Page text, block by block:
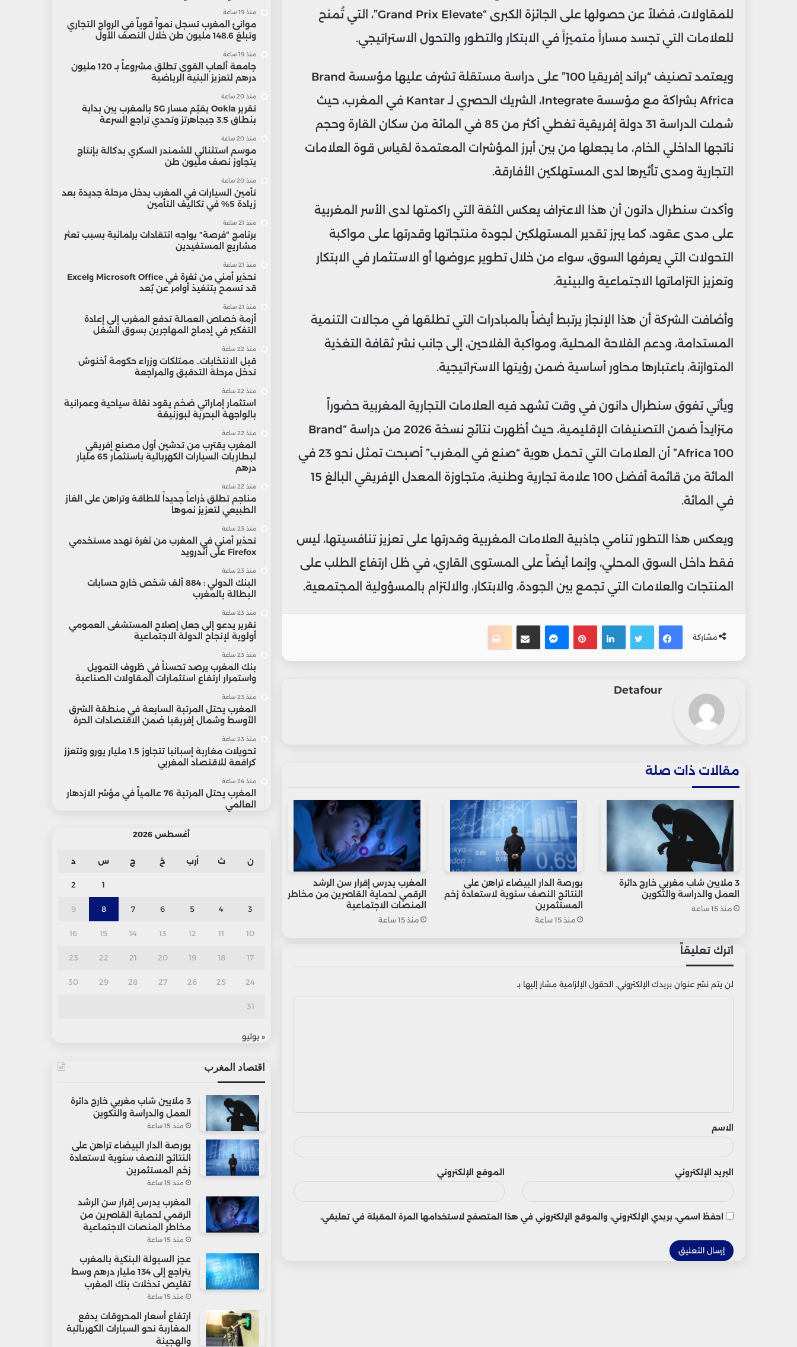
للمقاولات، فضلاً عن حصولها على الجائزة الكبرى “Grand Prix Elevate”، التي تُمنح
للعلامات التي تجسد مساراً متميزاً في الابتكار والتطور والتحول الاستراتيجي.
ويعتمد تصنيف “براند إفريقيا 100” على دراسة مستقلة تشرف عليها مؤسسة Brand
Africa بشراكة مع مؤسسة Integrate، الشريك الحصري لـ Kantar في المغرب، حيث
شملت الدراسة 31 دولة إفريقية تغطي أكثر من 85 في المائة من سكان القارة وحجم
ناتجها الداخلي الخام، ما يجعلها من بين أبرز المؤشرات المعتمدة لقياس قوة العلامات
التجارية ومدى تأثيرها لدى المستهلكين الأفارقة.
وأكدت سنطرال دانون أن هذا الاعتراف يعكس الثقة التي راكمتها لدى الأسر المغربية
على مدى عقود، كما يبرز تقدير المستهلكين لجودة منتجاتها وقدرتها على مواكبة
التحولات التي يعرفها السوق، سواء من خلال تطوير عروضها أو الاستثمار في الابتكار
وتعزيز التزاماتها الاجتماعية والبيئية.
وأضافت الشركة أن هذا الإنجاز يرتبط أيضاً بالمبادرات التي تطلقها في مجالات التنمية
المستدامة، ودعم الفلاحة المحلية، ومواكبة الفلاحين، إلى جانب نشر ثقافة التغذية
المتوازنة، باعتبارها محاور أساسية ضمن رؤيتها الاستراتيجية.
ويأتي تفوق سنطرال دانون في وقت تشهد فيه العلامات التجارية المغربية حضوراً
متزايداً ضمن التصنيفات الإقليمية، حيث أظهرت نتائج نسخة 2026 من دراسة “Brand
Africa 100” أن العلامات التي تحمل هوية “صنع في المغرب” أصبحت تمثل نحو 23 في
المائة من قائمة أفضل 100 علامة تجارية وطنية، متجاوزة المعدل الإفريقي البالغ 15
في المائة.
ويعكس هذا التطور تنامي جاذبية العلامات المغربية وقدرتها على تعزيز تنافسيتها، ليس
فقط داخل السوق المحلي، وإنما أيضاً على المستوى القاري، في ظل ارتفاع الطلب على
المنتجات والعلامات التي تجمع بين الجودة، والابتكار، والالتزام بالمسؤولية المجتمعية.
مشاركة
فيسبوك
تويتر لينكدإنبينتيريست
ماسنجرمشاركة عبر البريدطباعة
Detafour
مقالات ذات صلة
3 ملايين شاب مغربي خارج دائرة
العمل والدراسة والتكوين
منذ 15 ساعة
بورصة الدار البيضاء تراهن على
النتائج النصف سنوية لاستعادة زخم
المستثمرين
منذ 15 ساعة
المغرب يدرس إقرار سن الرشد
الرقمي لحماية القاصرين من مخاطر
المنصات الاجتماعية
منذ 15 ساعة
اترك تعليقاً
لن يتم نشر عنوان بريدك الإلكتروني. الحقول الإلزامية مشار إليها بـ
ق
الاسم
البريد الإلكتروني الموقع الإلكتروني
احفظ اسمي، بريدي الإلكتروني، والموقع الإلكتروني في هذا المتصفح لاستخدامها المرة المقبلة في تعليقي.
منذ 19 ساعة
موانئ المغرب تسجل نمواً قوياً في الرواج التجاري
وتبلغ 148.6 مليون طن خلال النصف الأول
منذ 19 ساعة
جامعة ألعاب القوى تطلق مشروعاً بـ 120 مليون
درهم لتعزيز البنية الرياضية
منذ 20 ساعة
تقرير Ookla يقيّم مسار 5G بالمغرب بين بداية
بنطاق 3.5 جيجاهرتز وتحدي تراجع السرعة
منذ 20 ساعة
موسم استثنائي للشمندر السكري بدكالة بإنتاج
يتجاوز نصف مليون طن
منذ 20 ساعة
تأمين السيارات في المغرب يدخل مرحلة جديدة بعد
زيادة 5% في تكاليف التأمين
منذ 21 ساعة
برنامج “فرصة” يواجه انتقادات برلمانية بسبب تعثر
مشاريع المستفيدين
منذ 21 ساعة
تحذير أمني من ثغرة في Microsoft Office وExcel
قد تسمح بتنفيذ أوامر عن بُعد
منذ 21 ساعة
أزمة خصاص العمالة تدفع المغرب إلى إعادة
التفكير في إدماج المهاجرين بسوق الشغل
منذ 22 ساعة
قبل الانتخابات.. ممتلكات وزراء حكومة أخنوش
تدخل مرحلة التدقيق والمراجعة
منذ 22 ساعة
استثمار إماراتي ضخم يقود نقلة سياحية وعمرانية
بالواجهة البحرية لبوزنيقة
منذ 22 ساعة
المغرب يقترب من تدشين أول مصنع إفريقي
لبطاريات السيارات الكهربائية باستثمار 65 مليار
درهم
منذ 22 ساعة
مناجم تطلق ذراعاً جديداً للطاقة وتراهن على الغاز
الطبيعي لتعزيز نموها
منذ 23 ساعة
تحذير أمني في المغرب من ثغرة تهدد مستخدمي
Firefox على أندرويد
منذ 23 ساعة
البنك الدولي : 884 ألف شخص خارج حسابات
البطالة بالمغرب
منذ 23 ساعة
تقرير يدعو إلى جعل إصلاح المستشفى العمومي
أولوية لإنجاح الدولة الاجتماعية
منذ 23 ساعة
بنك المغرب يرصد تحسناً في ظروف التمويل
واستمرار ارتفاع استثمارات المقاولات الصناعية
منذ 23 ساعة
المغرب يحتل المرتبة السابعة في منطقة الشرق
الأوسط وشمال إفريقيا ضمن الاقتصادات الحرة
منذ 23 ساعة
تحويلات مغاربة إسبانيا تتجاوز 1.5 مليار يورو وتتعزز
كرافعة للاقتصاد المغربي
منذ 24 ساعة
المغرب يحتل المرتبة 76 عالمياً في مؤشر الازدهار
العالمي
أغسطس 2026
ن ث أرب خ ج س د
1
2
3
4
5
6
7
8
9
10
11
12
13
14
15
16
17
18
19
20
21
22
23
24
25
26
27
28
29
30
31
« يوليو
اقتصاد المغرب
3 ملايين شاب مغربي خارج دائرة
العمل والدراسة والتكوين
منذ 15 ساعة
بورصة الدار البيضاء تراهن على
النتائج النصف سنوية لاستعادة
زخم المستثمرين
منذ 15 ساعة
المغرب يدرس إقرار سن الرشد
الرقمي لحماية القاصرين من
مخاطر المنصات الاجتماعية
منذ 15 ساعة
عجز السيولة البنكية بالمغرب
يتراجع إلى 134 مليار درهم وسط
تقليص تدخلات بنك المغرب
منذ 15 ساعة
ارتفاع أسعار المحروقات يدفع
المغاربة نحو السيارات الكهربائية
والهجينة